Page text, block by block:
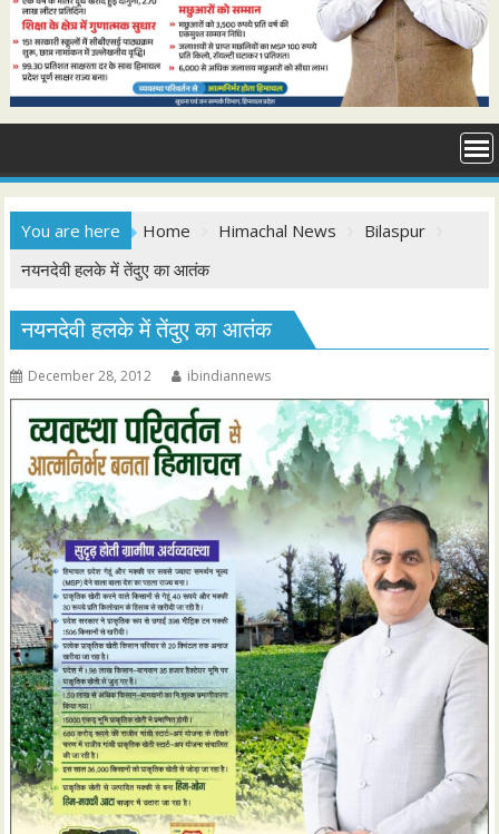
You are here Home Himachal News
Bilaspur
नयनदेवी हलके में तेंदुए का आतंक
नयनदेवी हलके में तेंदुए का आतंक
December 28, 2012 ibindiannews